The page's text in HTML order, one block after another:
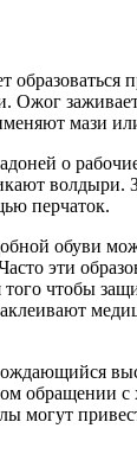
Ожог
мази
о
волдыри.
перчаток.
обуви
эти
чтобы
обращении
могут